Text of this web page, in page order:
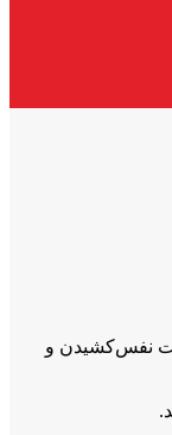
نفس‌کشیدن و